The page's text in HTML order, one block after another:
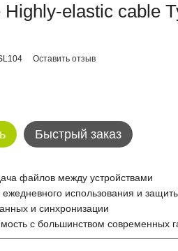
elastic cable
Оставить отзыв
Быстрый заказ
файлов между устройствами
использования и
и синхронизации
с большинством современных